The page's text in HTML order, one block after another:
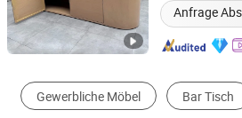
Anfrage
Esszimmerstühle Restaurant